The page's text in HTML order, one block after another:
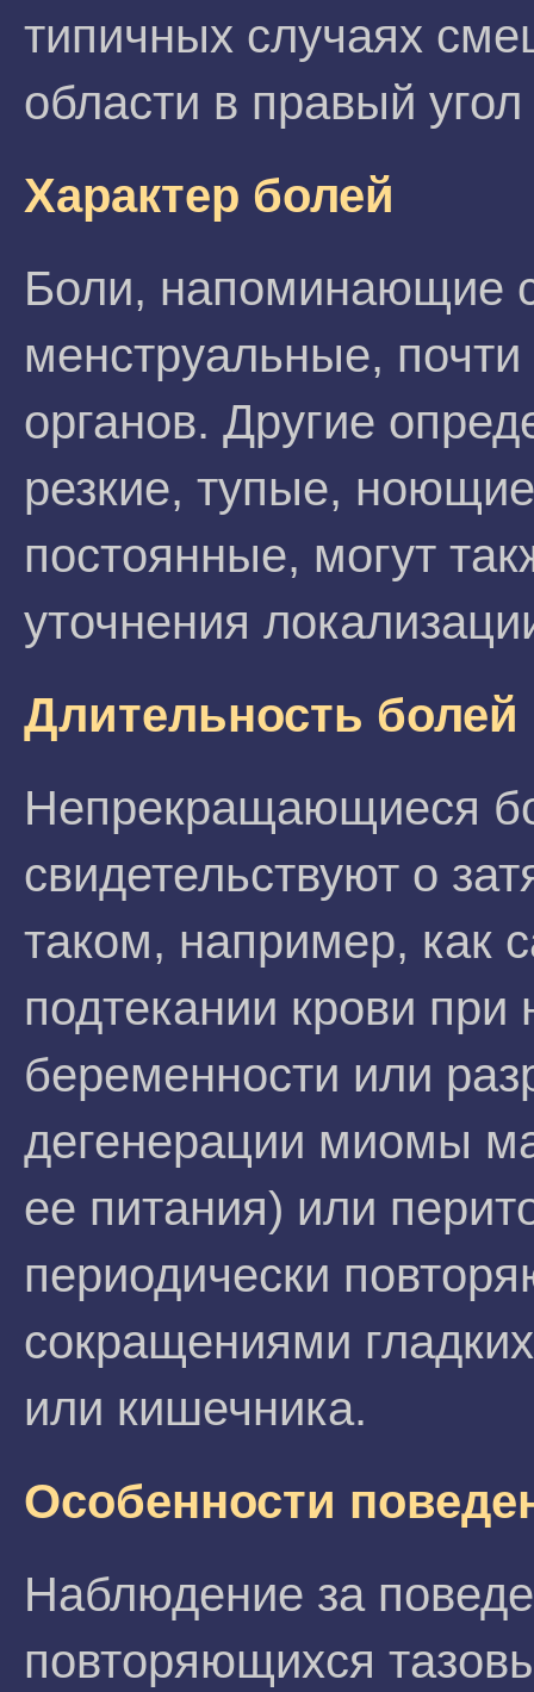
типичных случаях
области в правый угол
Характер болей
Боли, напоминающие
менструальные,
органов. Другие
резкие, тупые,
постоянные, могут
уточнения
Длительность болей
Непрекращающиеся
свидетельствуют о
таком, например, как
подтекании крови
беременности или
дегенерации миомы
ее питания) или
периодически
сокращениями
или кишечника.
Особенности
Наблюдение за
повторяющихся